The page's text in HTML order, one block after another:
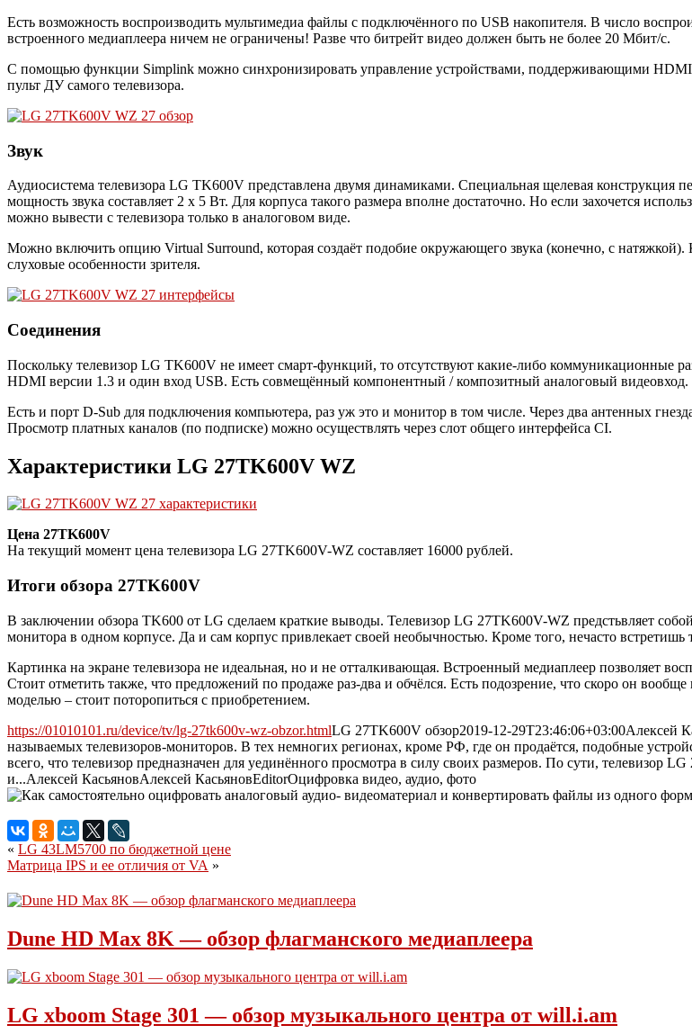
Есть возможность воспроизводить мультимедиа файлы с подключённого по USB накопителя. В число
встроенного медиаплеера ничем не ограничены! Разве что битрейт видео должен быть не более 20 Мбит/с.
С помощью функции Simplink можно синхронизировать управление устройствами, поддерживающими
пульт ДУ самого телевизора.
Звук
Аудиосистема телевизора LG TK600V представлена двумя динамиками. Специальная щелевая конструкция
мощность звука составляет 2 х 5 Вт. Для корпуса такого размера вполне достаточно. Но если захочется
можно вывести с телевизора только в аналоговом виде.
Можно включить опцию Virtual Surround, которая создаёт подобие окружающего звука (конечно, с
слуховые особенности зрителя.
Соединения
Поскольку телевизор LG TK600V не имеет смарт-функций, то отсутствуют какие-либо коммуникационные
HDMI версии 1.3 и один вход USB. Есть совмещённый компонентный / композитный аналоговый видеовход.
Есть и порт D-Sub для подключения компьютера, раз уж это и монитор в том числе. Через два антенных
Просмотр платных каналов (по подписке) можно осуществлять через слот общего интерфейса CI.
Характеристики LG 27TK600V WZ
Цена 27TK600V
На текущий момент цена телевизора LG 27TK600V-WZ составляет 16000 рублей.
Итоги обзора 27TK600V
В заключении обзора TK600 от LG сделаем краткие выводы. Телевизор LG 27TK600V-WZ предстьвляет
монитора в одном корпусе. Да и сам корпус привлекает своей необычностью. Кроме того, нечасто
Картинка на экране телевизора не идеальная, но и не отталкивающая. Встроенный медиаплеер позволяет
Стоит отметить также, что предложений по продаже раз-два и обчёлся. Есть подозрение, что скоро он
моделью – стоит поторопиться с приобретением.
https://01010101.ru/device/tv/lg-27tk600v-wz-obzor.htmlLG 27TK600V обзор2019-12-29T23:46:06+03:00Алексей
называемых телевизоров-мониторов. В тех немногих регионах, кроме РФ, где он продаётся, подобные
всего, что телевизор предназначен для уединённого просмотра в силу своих размеров. По сути,
и...Алексей КасьяновАлексей КасьяновEditorОцифровка видео, аудио, фото
« LG 43LM5700 по бюджетной цене
Матрица IPS и ее отличия от VA »
Dune HD Max 8K — обзор флагманского медиаплеера
LG xboom Stage 301 — обзор музыкального центра от will.i.am